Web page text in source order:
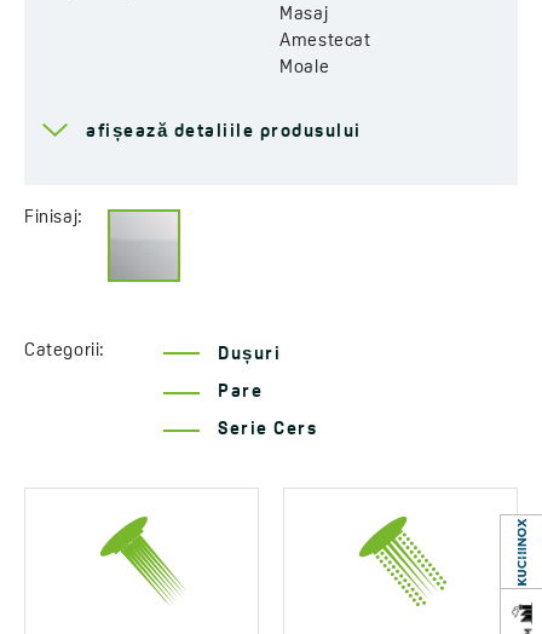
Masaj
Amestecat
Moale
Sistem anti-calcar
de duş
afișează detaliile produsului
Finisaj:
Categorii: Dușuri
Pare
Serie Cers